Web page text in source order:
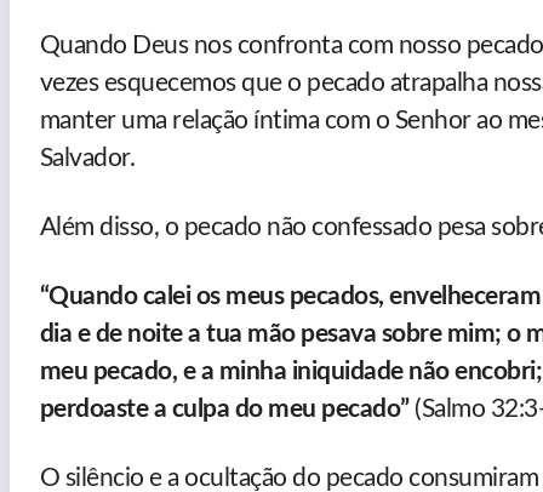
Quando Deus nos confronta com nosso
vezes esquecemos que o pecado atrapalha
manter uma relação íntima com o Senhor ao
Salvador.
Além disso, o pecado não confessado pesa
“Quando calei os meus pecados,
dia e de noite a tua mão pesava sobre mim; o
meu pecado, e a minha iniquidade não
perdoaste a culpa do meu pecado”(Salmo
O silêncio e a ocultação do pecado